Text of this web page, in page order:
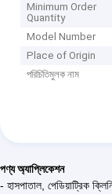
Minimum Order
Quantity
Model Number
Place of Origin
পরিচিতিমুলক নাম
পণ্য অ্যাপ্লিকেশন
- হাসপাতাল, পেডিয়াট্রিক